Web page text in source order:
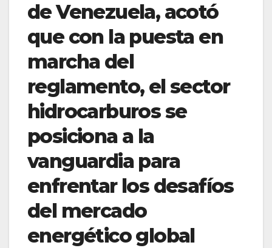
de Venezuela, acotó
que con la puesta en
marcha del
reglamento, el sector
hidrocarburos se
posiciona a la
vanguardia para
enfrentar los desafíos
del mercado
energético global